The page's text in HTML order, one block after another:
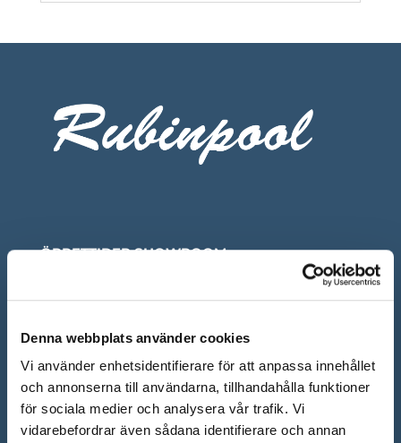
Denna webbplats använder cookies
Vi använder enhetsidentifierare för att anpassa innehållet
och annonserna till användarna, tillhandahålla funktioner
för sociala medier och analysera vår trafik. Vi
vidarebefordrar även sådana identifierare och annan
ÖPPETTIDER SHOWROOM
Sön: Stängt
Röda dagar: Stängt om inget annat anges